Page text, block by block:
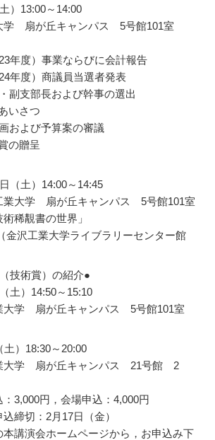
）13:00～14:00
扇が丘キャンパス 5号館101室
年度）事業ならびに会計報告
年度）商議員当選者発表
副支部長および幹事の選出
いさつ
および予算案の審議
の贈呈
土）14:00～14:45
学 扇が丘キャンパス 5号館101室
稀覯書の世界」
沢工業大学ライブラリーセンター館
技術賞）の紹介●
）14:50～15:10
学 扇が丘キャンパス 5号館101室
）18:30～20:00
学 扇が丘キャンパス 21号館 2
円，会場申込：4,000円
：2月17日（金）
ホームページから，お申込み下